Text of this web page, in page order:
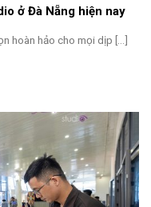
ở Đà Nẵng hiện nay
hoàn hảo cho mọi dịp [...]